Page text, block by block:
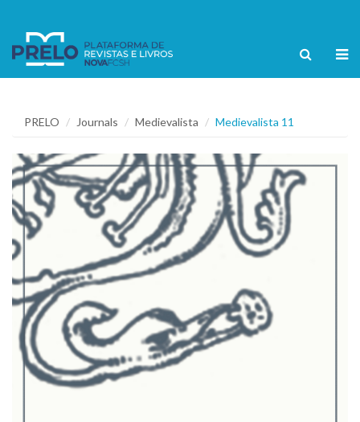
PRELO Journals Medievalista Medievalista 11